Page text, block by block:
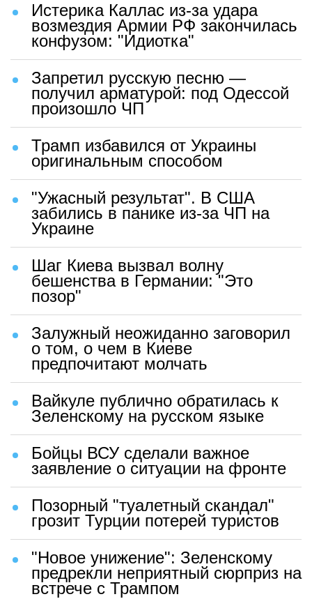
Истерика Каллас из-за удара
возмездия Армии РФ закончилась
конфузом: "Идиотка"
Запретил русскую песню —
получил арматурой: под Одессой
произошло ЧП
Трамп избавился от Украины
оригинальным способом
"Ужасный результат". В США
забились в панике из-за ЧП на
Украине
Шаг Киева вызвал волну
бешенства в Германии: "Это
позор"
Залужный неожиданно заговорил
о том, о чем в Киеве
предпочитают молчать
Вайкуле публично обратилась к
Зеленскому на русском языке
Бойцы ВСУ сделали важное
заявление о ситуации на фронте
Позорный "туалетный скандал"
грозит Турции потерей туристов
"Новое унижение": Зеленскому
предрекли неприятный сюрприз на
встрече с Трампом